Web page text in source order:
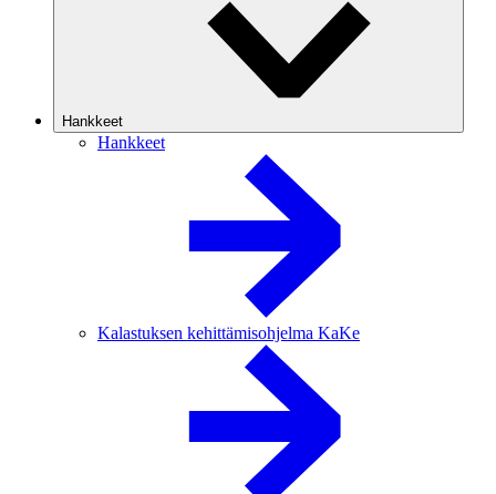
Hankkeet
Hankkeet
Kalastuksen kehittämisohjelma KaKe